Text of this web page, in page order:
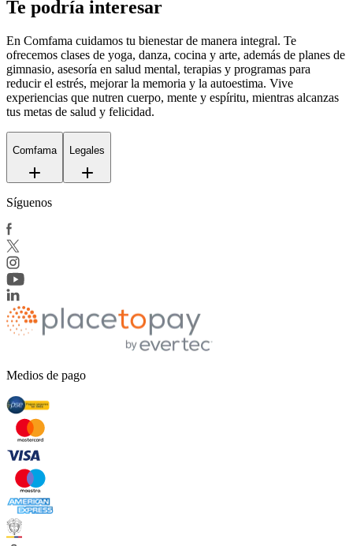
Te podría interesar
En Comfama cuidamos tu bienestar de manera integral. Te
ofrecemos clases de yoga, danza, cocina y arte, además de planes de
gimnasio, asesoría en salud mental, terapias y programas para
reducir el estrés, mejorar la memoria y la autoestima. Vive
experiencias que nutren cuerpo, mente y espíritu, mientras alcanzas
tus metas de salud y felicidad.
Comfama Legales
Síguenos
Medios de pago